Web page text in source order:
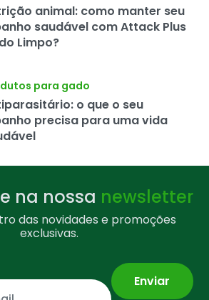
animal: como manter seu
saudável com Attack Plus
Limpo?
para gado
o que o seu
precisa para uma vida
na nossa newsletter
das novidades e promoções
exclusivas.